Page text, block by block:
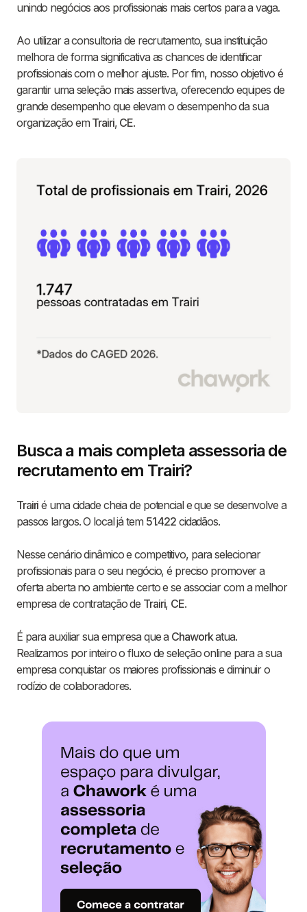
unindo negócios aos profissionais mais certos para a vaga.
Ao utilizar a consultoria de recrutamento, sua instituição
melhora de forma significativa as chances de identificar
profissionais com o melhor ajuste. Por fim, nosso objetivo é
garantir uma seleção mais assertiva, oferecendo equipes de
grande desempenho que elevam o desempenho da sua
organização em Trairi, CE.
Busca a mais completa assessoria de
recrutamento em Trairi?
Trairi é uma cidade cheia de potencial e que se desenvolve a
passos largos. O local já tem 51.422 cidadãos.
Nesse cenário dinâmico e competitivo, para selecionar
profissionais para o seu negócio, é preciso promover a
oferta aberta no ambiente certo e se associar com a melhor
empresa de contratação de Trairi, CE.
É para auxiliar sua empresa que a Chaworkatua.
Realizamos por inteiro o fluxo de seleção online para a sua
empresa conquistar os maiores profissionais e diminuir o
rodízio de colaboradores.